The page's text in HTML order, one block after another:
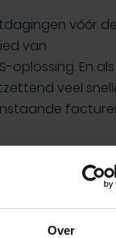
Over
vóór de
van
oplossing. En als
veel
systeem moest
direct reageren